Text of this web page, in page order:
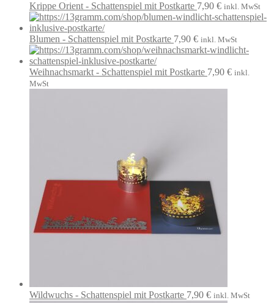
Krippe Orient - Schattenspiel mit Postkarte 7,90 € inkl. MwSt
Blumen - Schattenspiel mit Postkarte 7,90 € inkl. MwSt
Weihnachsmarkt - Schattenspiel mit Postkarte 7,90 € inkl.
MwSt
Wildwuchs - Schattenspiel mit Postkarte 7,90 € inkl. MwSt